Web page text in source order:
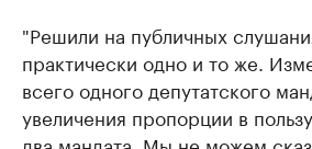
"Решили на публичных
практически одно и то же.
всего одного депутатского
увеличения пропорции в
два мандата. Мы не можем